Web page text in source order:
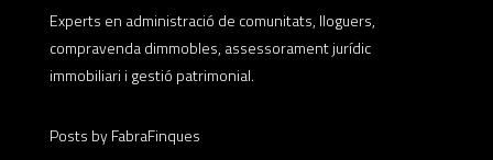
Experts en administració de comunitats, lloguers,
compravenda dimmobles, assessorament jurídic
immobiliari i gestió patrimonial.
Posts by FabraFinques